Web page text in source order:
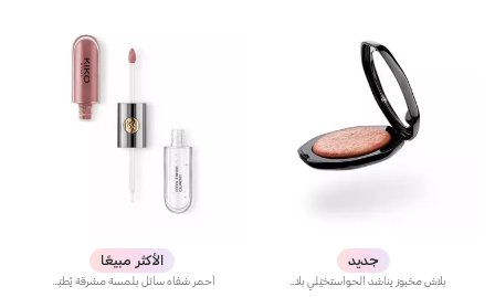
جديد الأكثر مبيعًا